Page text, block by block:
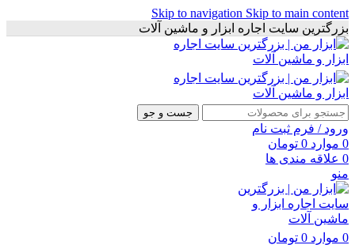
Skip to navigation Skip to main content
بزرگترین سایت اجاره ابزار و ماشین آلات
جست و جو
ورود / فرم ثبت نام
0 موارد 0 تومان
0 علاقه مندی ها
منو
0 موارد 0 تومان